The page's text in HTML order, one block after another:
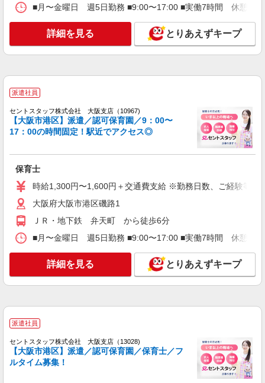
派遣社員 紹介予定派遣
保育士/土曜日 週1日 隔週OK 補助業務
ダブルワーク
育所など）
キープ 詳細を見る
残業なし 資格必須
［時給］ 1,300円〜1,500円 ・交通費全額支給
担） ・各種保険完備 ・昇給あり
大阪府大阪市港区の保育施設 （認可保育園・
認定こども園・幼稚園・小規模保育園・企業内保
キープ 詳細を見る
［時給］ 1,400円〜1,600円 ・交通費全額支給
（車通勤の場合も駐車場代・ガソリン代は弊社負
大阪府大阪市港区の保育施設 （認可保育園・
認定こども園・幼稚園・小規模保育園・企業内保
■月〜金曜日 週5日勤務 ■9:00〜17:00 ■実働7時間 休憩60
詳細を見る とりあえずキープ
派遣社員
セントスタッフ株式会社 大阪支店（10967)
【大阪市港区】派遣／認可保育園／9：00〜
17：00の時間固定！駅近でアクセス◎
保育士
時給1,300円〜1,600円＋交通費支給 ※勤務日数、ご経験等に
大阪府大阪市港区磯路1
ＪＲ・地下鉄 弁天町 から徒歩6分
■月〜金曜日 週5日勤務 ■9:00〜17:00 ■実働7時間 休憩60
詳細を見る とりあえずキープ
派遣社員
セントスタッフ株式会社 大阪支店（13028)
【大阪市港区】派遣／認可保育園／保育士／フ
ルタイム募集！